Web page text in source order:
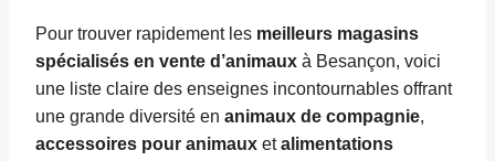
Pour trouver rapidement les meilleurs magasins
spécialisés en vente d’animaux à Besançon, voici
une liste claire des enseignes incontournables offrant
une grande diversité en animaux de compagnie,
accessoires pour animaux etalimentations